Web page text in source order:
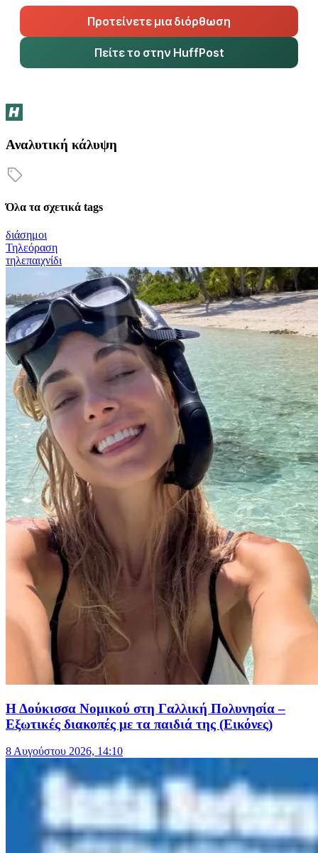
Προτείνετε μια διόρθωση
Πείτε το στην HuffPost
Αναλυτική κάλυψη
Όλα τα σχετικά tags
διάσημοι
Τηλεόραση
τηλεπαιχνίδι
Η Δούκισσα Νομικού στη Γαλλική Πολυνησία –
Εξωτικές διακοπές με τα παιδιά της (Εικόνες)
8 Αυγούστου 2026, 14:10